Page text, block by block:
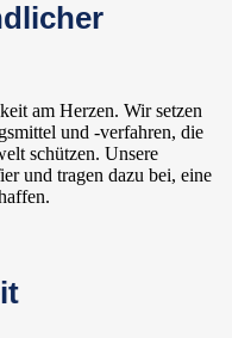
am Herzen. Wir setzen
und -verfahren, die
schützen. Unsere
und tragen dazu bei, eine